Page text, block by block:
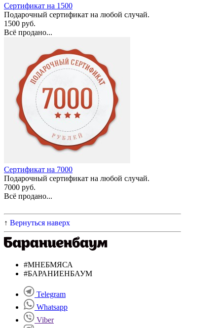
Сертификат на 1500
Подарочный сертификат на любой случай.
1500 руб.
Всё продано...
Сертификат на 7000
Подарочный сертификат на любой случай.
7000 руб.
Всё продано...
↑ Вернуться наверх
#МНЕБМЯСА
#БАРАНИЕНБАУМ
Telegram
Whatsapp
Viber